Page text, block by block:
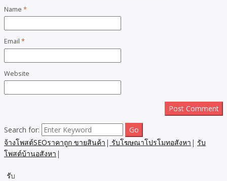
Name *
Email *
Website
Search for:
จ้างโพสต์SEOราคาถูก ขายสินค้า | รับโฆษณาโปรโมทอสังหา | รับ
โพสต์บ้านอสังหา |
รับ